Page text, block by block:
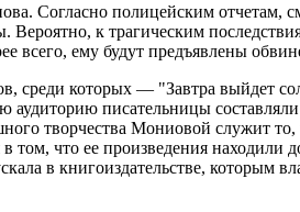
Согласно полицейским отчетам,
к трагическим
всего, ему будут предъявлены
среди которых — "Завтра выйдет
писательницы
творчества Мониовой служит
что ее произведения находили
в книгоиздательстве,